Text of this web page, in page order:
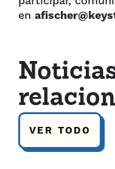
en
VER TODO